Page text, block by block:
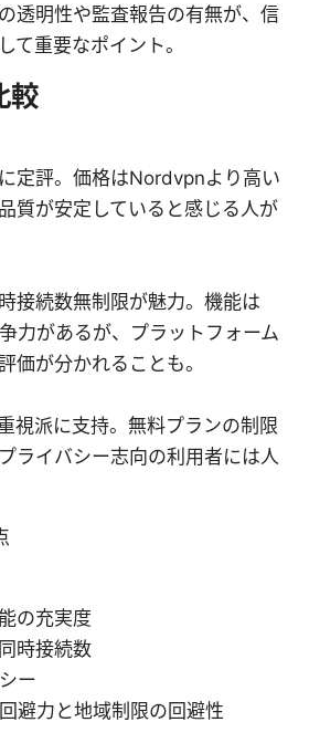
透明性や監査報告の有無が、信
て重要なポイント。
較
定評。価格はNordvpnより高い
質が安定していると感じる人が
接続数無制限が魅力。機能は
力があるが、プラットフォーム
価が分かれることも。
視派に支持。無料プランの制限
ライバシー志向の利用者には人
の充実度
時接続数
ー
避力と地域制限の回避性